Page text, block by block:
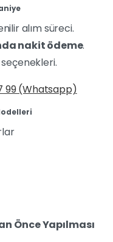
alım süreci.
nakit ödeme.
99 (Whatsapp)
Önce Yapılması